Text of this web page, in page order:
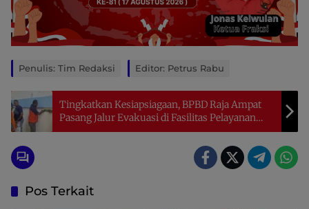
Penulis: Tim Redaksi Editor: Petrus Rabu
Tingkatkan Kesiapsiagaan, BPBD Raja Ampat
Pasang Jalur Evakuasi di Fasilitas Pelayanan
Publik
Pos Terkait